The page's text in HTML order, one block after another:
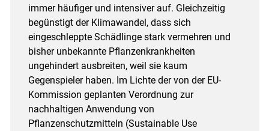
immer häufiger und intensiver auf. Gleichzeitig
begünstigt der Klimawandel, dass sich
eingeschleppte Schädlinge stark vermehren und
bisher unbekannte Pflanzenkrankheiten
ungehindert ausbreiten, weil sie kaum
Gegenspieler haben. Im Lichte der von der EU-
Kommission geplanten Verordnung zur
nachhaltigen Anwendung von
Pflanzenschutzmitteln (Sustainable Use